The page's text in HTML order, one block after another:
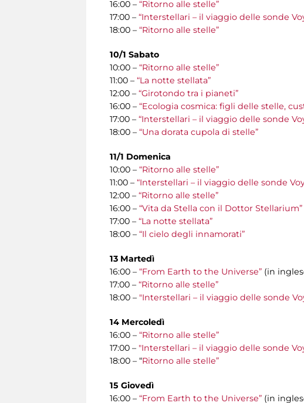
16:00 – “Ritorno alle stelle”
17:00 – “Interstellari – il viaggio delle sonde
18:00 – “Ritorno alle stelle”
10/1 Sabato
10:00 – “Ritorno alle stelle”
11:00 – “La notte stellata”
12:00 – “Girotondo tra i pianeti”
16:00 – “Ecologia cosmica: figli delle stelle,
17:00 – “Interstellari – il viaggio delle sonde
18:00 – “Una dorata cupola di stelle”
11/1 Domenica
10:00 – “Ritorno alle stelle”
11:00 – “Interstellari – il viaggio delle sonde
12:00 – “Ritorno alle stelle”
16:00 – “Vita da Stella con il Dottor Stellarium”
17:00 – “La notte stellata”
18:00 – “Il cielo degli innamorati”
13 Martedì
16:00 – “From Earth to the Universe” (in
17:00 – “Ritorno alle stelle”
18:00 – "Interstellari – il viaggio delle sonde
14 Mercoledì
16:00 – “Ritorno alle stelle”
17:00 – "Interstellari – il viaggio delle sonde
18:00 – “Ritorno alle stelle”
15 Giovedì
16:00 – “From Earth to the Universe” (in